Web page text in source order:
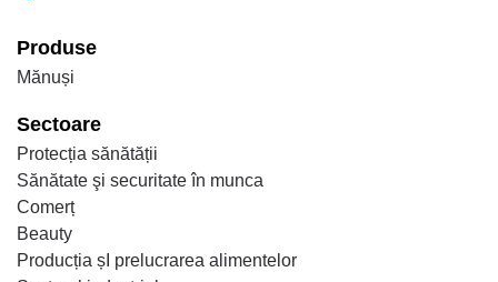
Produse
Mănuși
Sectoare
Protecția sănătății
Sănătate şi securitate în munca
Comerț
Beauty
Producția șI prelucrarea alimentelor